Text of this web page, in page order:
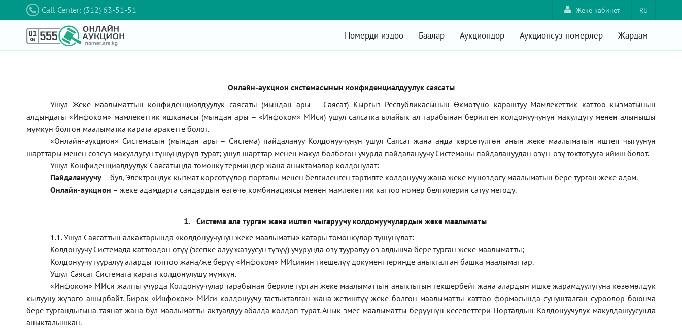
Call Center: (312) 63-51-51 RU
Жеке кабинет
Номерди издөө Баалар Аукциондор Аукционсуз номерлер Жардам
Онлайн-аукцион системасынын конфиденциалдуулук саясаты
Ушул Жеке маалыматтын конфиденциалдуулук саясаты (мындан ары – Саясат) Кыргыз Республикасынын Өкмөтүнө караштуу Мамлекеттик каттоо кызматынын
алдындагы«Инфоком» мамлекеттик ишканасы (мындан ары – «Инфоком» МИси) ушул саясатка ылайык ал тарабынан берилген колдонуучунун макулдугу менен алынышы
мүмкүн болгон маалыматка карата аракетте болот.
«Онлайн-аукцион» Системасын (мындан ары – Система) пайдалануу Колдонуучунун ушул Саясат жана анда көрсөтүлгөн анын жеке маалыматын иштеп чыгуунун
шарттары менен сөзсүз макулдугун түшүндүрүп турат; ушул шарттар менен макул болбогон учурда пайдалануучу Системаны пайдалануудан өзүн-өзү токтотууга ийиш болот.
Ушул Конфиденциалдуулук Саясатында төмөнкү терминдер жана аныктамалар колдонулат:
Пайдалануучу – бул, Электрондук кызмат көрсөтүүлөр порталы менен белгиленген тартипте колдонуучу жана жеке мүнөздөгү маалыматын бере турган жеке адам.
Онлайн-аукцион –жеке адамдарга сандардын өзгөчө комбинациясы менен мамлекеттик каттоо номер белгилерин сатуу методу.
1.
Система ала турган жана иштеп чыгаруучу колдонуучулардын жеке маалыматы
1.1. Ушул Саясаттын алкактарында«колдонуучунунжеке маалыматы» катары төмөнкүлөр түшүнүлөт:
Колдонуучу Системада каттоодон өтүү (эсепке алуу жазуусун түзүү) учурунда өзү тууралуу өз алдынча бере турган жеке маалыматты;
Колдонуучу тууралуу аларды топтоо жана/же берүү «Инфоком» МИсинин тиешелүү документтеринде аныкталган башка маалыматтар.
Ушул Саясат Системага карата колдонулушу мүмкүн.
«Инфоком» МИси жалпы учурда Колдонуучулар тарабынан бериле турган жеке маалыматтын аныктыгын текшербейт жана алардын ишке жарамдуулугуна көзөмөлдүк
кылууну жүзөгө ашырбайт. Бирок «Инфоком» МИси колдонуучу тастыкталган жана жетиштүү жеке болгон маалыматты каттоо формасында сунушталган суроолор боюнча
бере тургандыгына таянат жана бул маалыматты актуалдуу абалда колдоп турат. Анык эмес маалыматты берүүнүн кесепеттери Порталдын Колдонуучулук макулдашуусунда
аныкталышкан.